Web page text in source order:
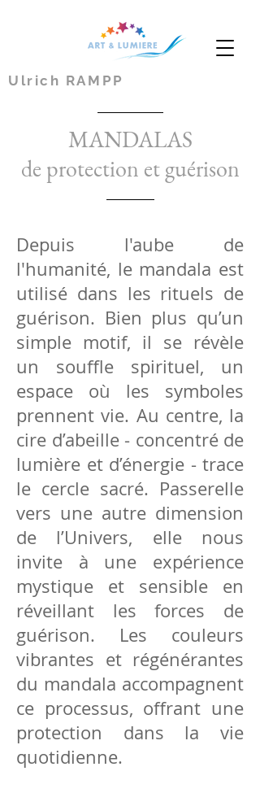
Ulrich RAMPP
MANDALAS
de protection et guérison
Depuis l'aube de
l'humanité, le mandala est
utilisé dans les rituels de
guérison. Bien plus qu’un
simple motif, il se révèle
un souffle spirituel, un
espace où les symboles
prennent vie. Au centre, la
cire d’abeille - concentré de
lumière et d’énergie - trace
le cercle sacré. Passerelle
vers une autre dimension
de l’Univers, elle nous
invite à une expérience
mystique et sensible en
réveillant les forces de
guérison. Les couleurs
vibrantes et régénérantes
du mandala accompagnent
ce processus, offrant une
protection dans la vie
quotidienne.